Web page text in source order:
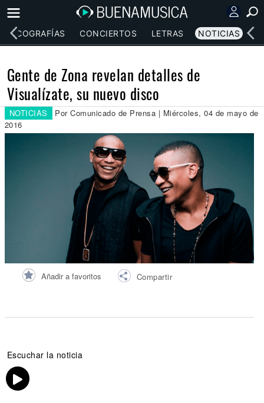
DISCOGRAFÍAS CONCIERTOS LETRAS NOTICIAS
Gente de Zona revelan detalles de
Visualízate, su nuevo disco
NOTICIAS
Por Comunicado de Prensa | Miércoles, 04 de mayo de
2016
Añadir a favoritos Compartir
Escuchar la noticia